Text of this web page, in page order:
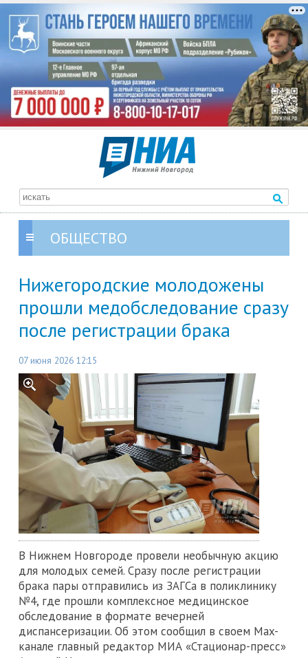
ОБЩЕСТВО
Нижегородские молодожены
прошли медобследование сразу
после регистрации брака
07 июня 2026 12:15
В Нижнем Новгороде провели необычную акцию
для молодых семей. Сразу после регистрации
брака пары отправились из ЗАГСа в поликлинику
№4, где прошли комплексное медицинское
обследование в формате вечерней
диспансеризации. Об этом сообщил в своем Max-
канале главный редактор МИА «Стационар-пресс»